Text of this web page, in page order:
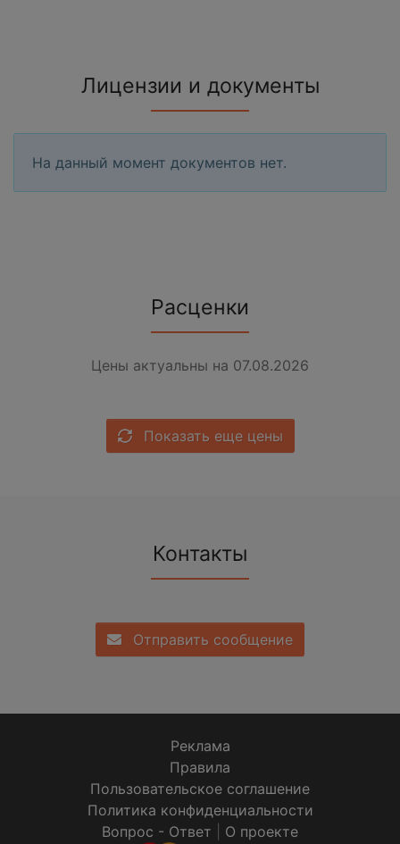
Лицензии и документы
На данный момент документов нет.
Расценки
Цены актуальны на 07.08.2026
Показать еще цены
Контакты
Отправить сообщение
Реклама
Правила
Пользовательское соглашение
Политика конфиденциальности
Вопрос - Ответ
О проекте